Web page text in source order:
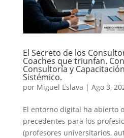
El Secreto de los
Coaches que triunfan.
Consultoría y
Sistémico.
por Miguel Eslava | Ago 3,
El entorno digital ha abierto
precedentes para los
(profesores universitarios,